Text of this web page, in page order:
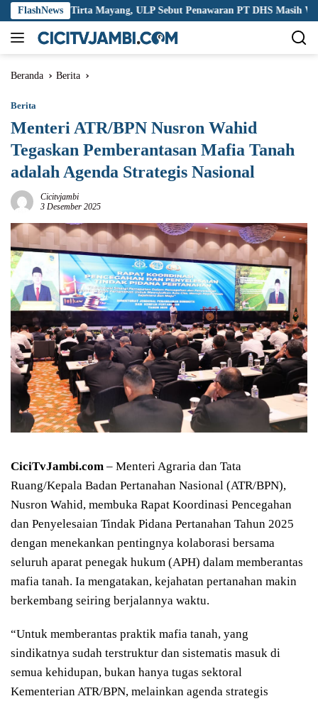
Langsung
ke
konten
FlashNews
Tirta Mayang, ULP Sebut Penawaran PT DHS Masih Wajar
Beranda Berita
Berita
Menteri ATR/BPN Nusron Wahid
Tegaskan Pemberantasan Mafia Tanah
adalah Agenda Strategis Nasional
Cicitvjambi
3 Desember 2025
CiciTvJambi.com – Menteri Agraria dan Tata
Ruang/Kepala Badan Pertanahan Nasional (ATR/BPN),
Nusron Wahid, membuka Rapat Koordinasi Pencegahan
dan Penyelesaian Tindak Pidana Pertanahan Tahun 2025
dengan menekankan pentingnya kolaborasi bersama
seluruh aparat penegak hukum (APH) dalam memberantas
mafia tanah. Ia mengatakan, kejahatan pertanahan makin
berkembang seiring berjalannya waktu.
“Untuk memberantas praktik mafia tanah, yang
sindikatnya sudah terstruktur dan sistematis masuk di
semua kehidupan, bukan hanya tugas sektoral
Kementerian ATR/BPN, melainkan agenda strategis